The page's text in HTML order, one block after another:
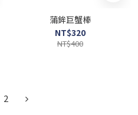
蒲鉾巨蟹棒
NT$320
NT$400
2